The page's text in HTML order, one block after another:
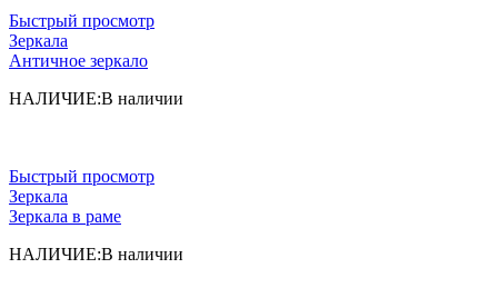
Быстрый просмотр
Зеркала
Античное зеркало
НАЛИЧИЕ:В наличии
Быстрый просмотр
Зеркала
Зеркала в раме
НАЛИЧИЕ:В наличии